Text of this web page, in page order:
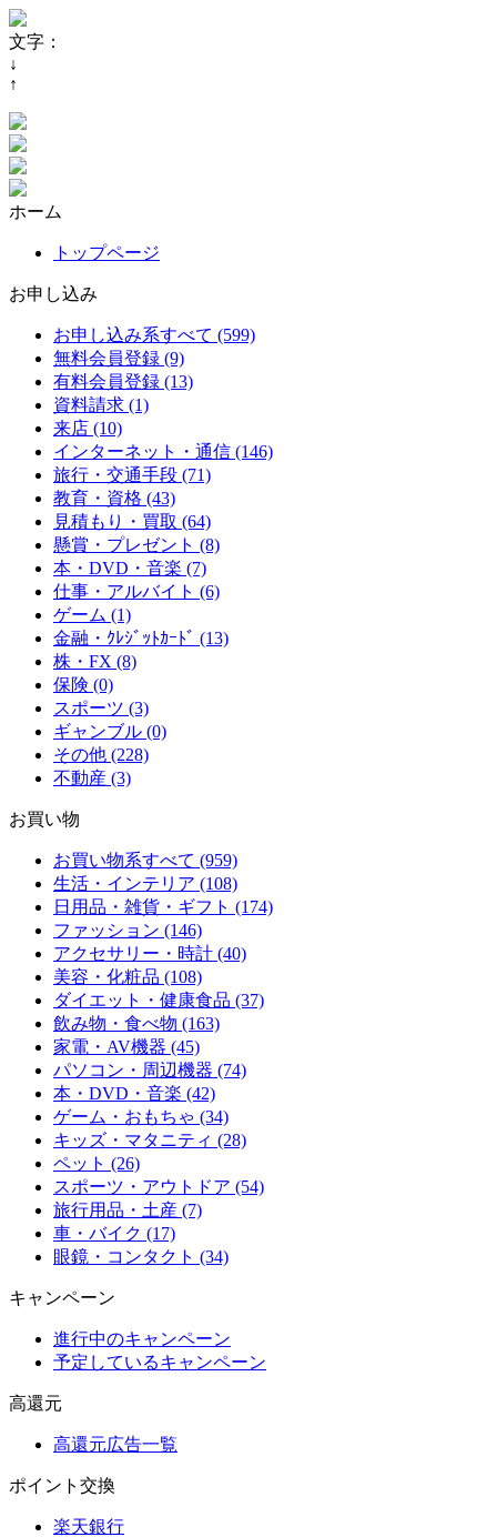
文字：
↓
↑
ホーム
トップページ
お申し込み
お申し込み系すべて (599)
無料会員登録 (9)
有料会員登録 (13)
資料請求 (1)
来店 (10)
インターネット・通信 (146)
旅行・交通手段 (71)
教育・資格 (43)
見積もり・買取 (64)
懸賞・プレゼント (8)
本・DVD・音楽 (7)
仕事・アルバイト (6)
ゲーム (1)
金融・ｸﾚｼﾞｯﾄｶｰﾄﾞ (13)
株・FX (8)
保険 (0)
スポーツ (3)
ギャンブル (0)
その他 (228)
不動産 (3)
お買い物
お買い物系すべて (959)
生活・インテリア (108)
日用品・雑貨・ギフト (174)
ファッション (146)
アクセサリー・時計 (40)
美容・化粧品 (108)
ダイエット・健康食品 (37)
飲み物・食べ物 (163)
家電・AV機器 (45)
パソコン・周辺機器 (74)
本・DVD・音楽 (42)
ゲーム・おもちゃ (34)
キッズ・マタニティ (28)
ペット (26)
スポーツ・アウトドア (54)
旅行用品・土産 (7)
車・バイク (17)
眼鏡・コンタクト (34)
キャンペーン
進行中のキャンペーン
予定しているキャンペーン
高還元
高還元広告一覧
ポイント交換
楽天銀行